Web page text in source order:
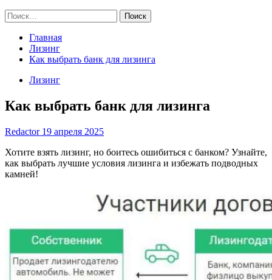
Найти:
Главная
Лизинг
Как выбрать банк для лизинга
Лизинг
Как выбрать банк для лизинга
Redactor 19 апреля 2025
Хотите взять лизинг, но боитесь ошибиться с банком? Узнайте,
как выбрать лучшие условия лизинга и избежать подводных
камней!